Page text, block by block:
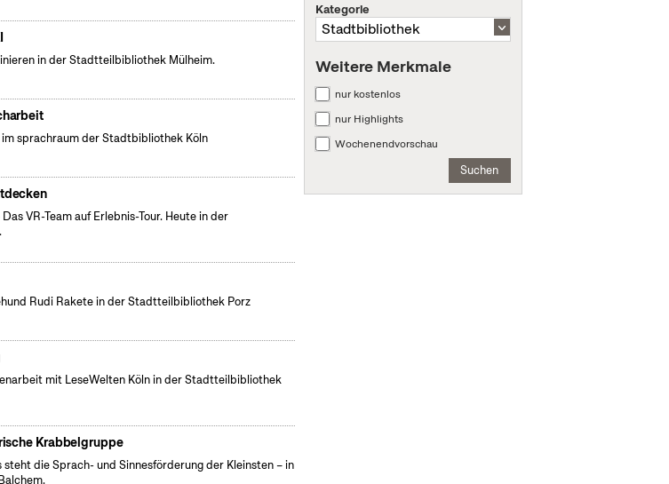
in der Stadtteilbibliothek Mülheim.
sprachraum der Stadtbibliothek Köln
VR-Team auf Erlebnis-Tour. Heute in der
Rudi Rakete in der Stadtteilbibliothek Porz
mit LeseWelten Köln in der Stadtteilbibliothek
Krabbelgruppe
die Sprach- und Sinnesförderung der Kleinsten – in
Kategorie
Weitere Merkmale
nur kostenlos
nur Highlights
Wochenendvorschau
Suchen